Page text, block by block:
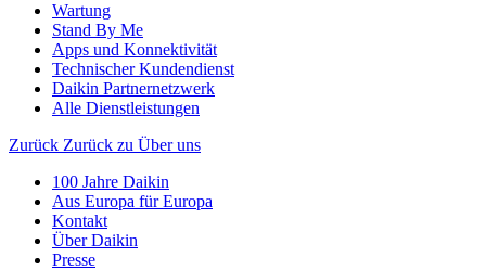
Wartung
Stand By Me
Apps und Konnektivität
Technischer Kundendienst
Daikin Partnernetzwerk
Alle Dienstleistungen
Zurück Zurück zu Über uns
100 Jahre Daikin
Aus Europa für Europa
Kontakt
Über Daikin
Presse